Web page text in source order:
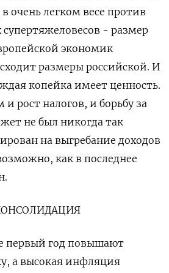
очень легком весе против
- размер
экономик
размеры российской. И
копейка имеет ценность.
рост налогов, и борьбу за
не был никогда так
на выгребание доходов
как в последнее
первый год повышают
а высокая инфляция